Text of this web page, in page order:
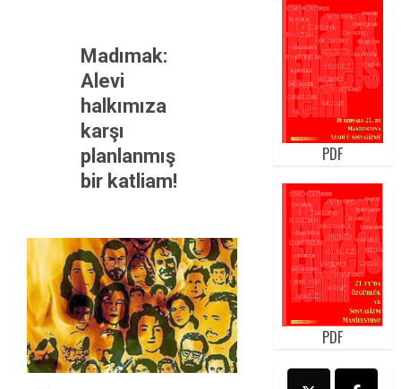
Madımak:
Alevi
halkımıza
karşı
planlanmış
bir katliam!
PDF
PDF